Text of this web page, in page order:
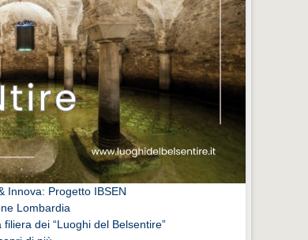
Innova: Progetto IBSEN
Lombardia
dei “Luoghi del Belsentire”